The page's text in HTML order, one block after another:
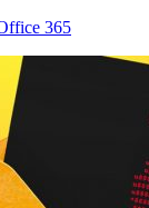
365